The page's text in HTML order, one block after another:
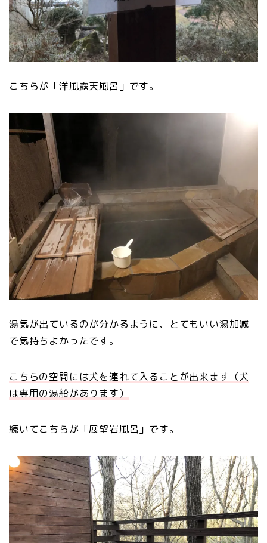
こちらが「洋風露天風呂」です。
湯気が出ているのが分かるように、とてもいい湯加減
で気持ちよかったです。
こちらの空間には犬を連れて入ることが出来ます（犬
は専用の湯船があります）
続いてこちらが「展望岩風呂」です。